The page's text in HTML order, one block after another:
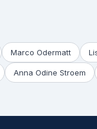
Marco Odermatt
Anna Odine Stroem